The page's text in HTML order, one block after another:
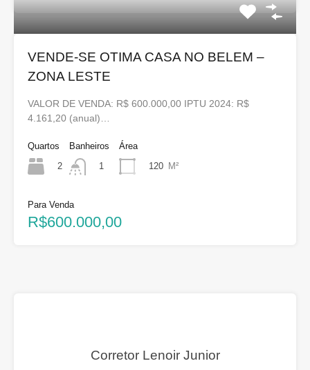
VENDE-SE OTIMA CASA NO BELEM –
ZONA LESTE
VALOR DE VENDA: R$ 600.000,00 IPTU 2024: R$
4.161,20 (anual)…
Quartos
2
Banheiros
1
Área
120 M²
Para Venda
R$600.000,00
Corretor Lenoir Junior